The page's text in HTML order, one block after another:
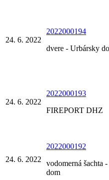
24. 6. 2022
2022000194
dvere - Urbársky
24. 6. 2022
2022000193
FIREPORT DHZ
24. 6. 2022
2022000192
vodomerná šachta
dom